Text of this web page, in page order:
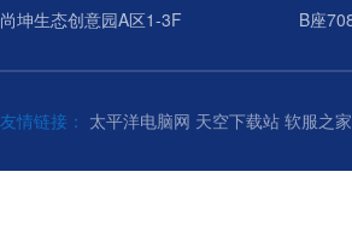
尚坤生态创意园A区1-3F
B座
友情链接： 太平洋电脑网 天空下载站 软服之家